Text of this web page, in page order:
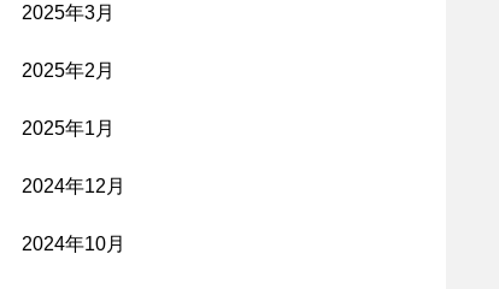
2025年3月
2025年2月
2025年1月
2024年12月
2024年10月